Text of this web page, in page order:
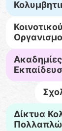
Δίκτυα